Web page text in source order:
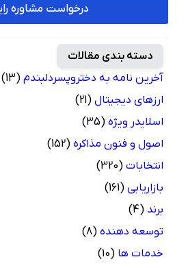
درخواست مشاوره رایگان
دسته بندی مقالات
آخرین نامه به دختروپسردلبندم (13)
ارزهای دیجیتال (21)
اسلایدر ویژه (35)
اصول و فنون مذاکره (152)
انتخابات (320)
بازاریابی (161)
(4)
توسعه دهنده (8)
خدمات ها (10)